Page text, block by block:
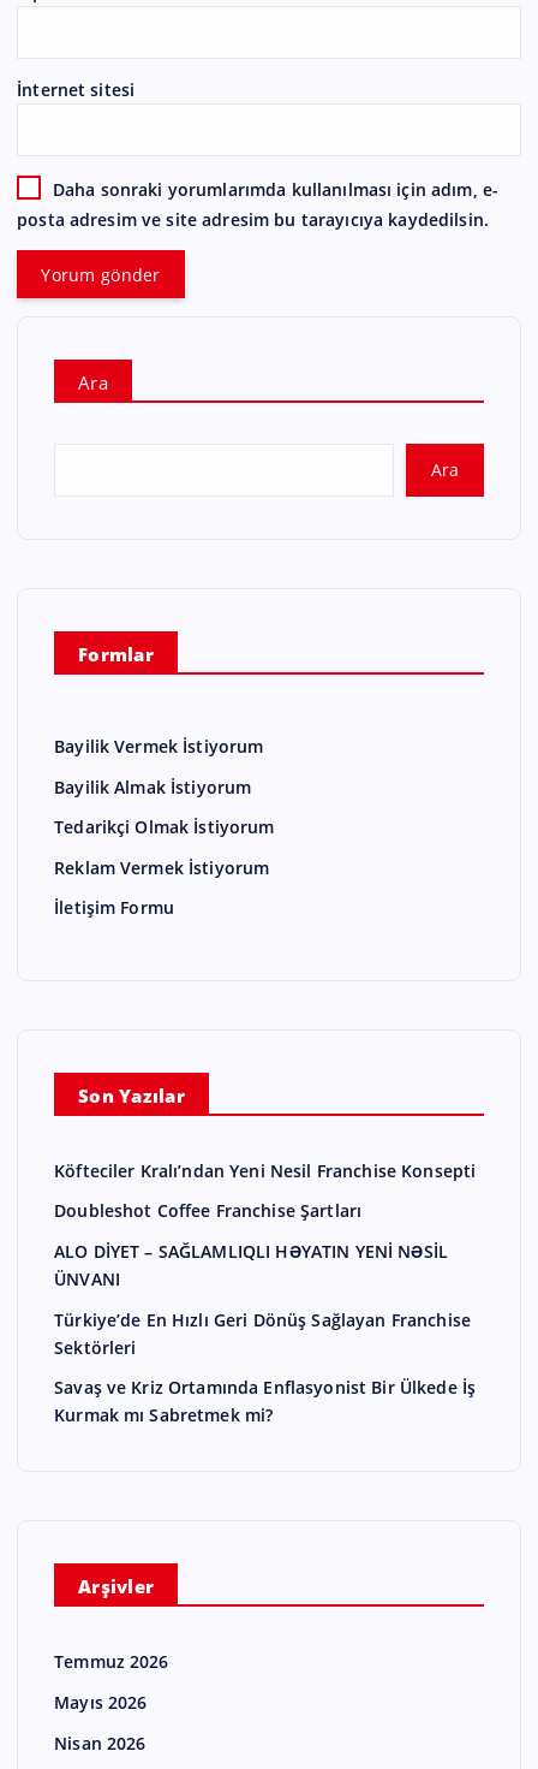
İnternet sitesi
Daha sonraki yorumlarımda kullanılması için adım, e-
posta adresim ve site adresim bu tarayıcıya kaydedilsin.
Ara
Ara
Formlar
Bayilik Vermek İstiyorum
Bayilik Almak İstiyorum
Tedarikçi Olmak İstiyorum
Reklam Vermek İstiyorum
İletişim Formu
Son Yazılar
Köfteciler Kralı’ndan Yeni Nesil Franchise Konsepti
Doubleshot Coffee Franchise Şartları
ALO DİYET – SAĞLAMLIQLI HƏYATIN YENİ NƏSİL
ÜNVANI
Türkiye’de En Hızlı Geri Dönüş Sağlayan Franchise
Sektörleri
Savaş ve Kriz Ortamında Enflasyonist Bir Ülkede İş
Kurmak mı Sabretmek mi?
Arşivler
Temmuz 2026
Mayıs 2026
Nisan 2026